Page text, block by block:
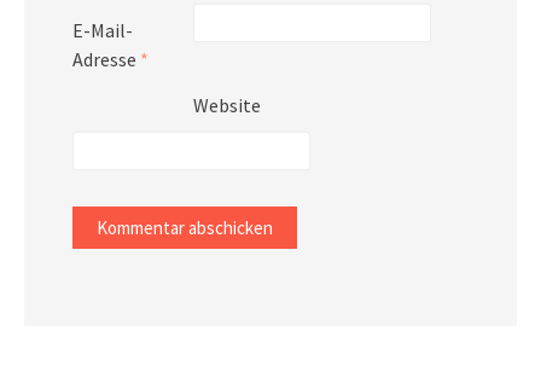
E-Mail-
Adresse *
Website